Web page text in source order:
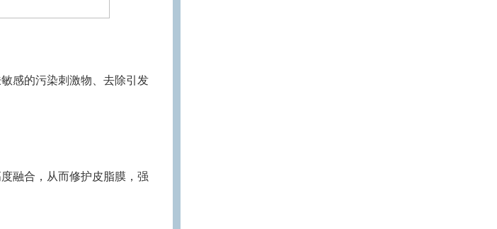
感的污染刺激物、去除引发
融合，从而修护皮脂膜，强